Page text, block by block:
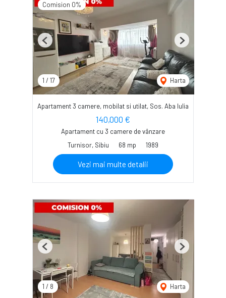
Comision 0%
1 / 17 Harta
Previous Next
Apartament 3 camere, mobilat si utilat, Sos. Aba Iulia
140,000 €
Apartament cu 3 camere de vânzare
Turnisor, Sibiu
68 mp 1989
Vezi mai multe detalii
1 / 8 Harta
Previous Next